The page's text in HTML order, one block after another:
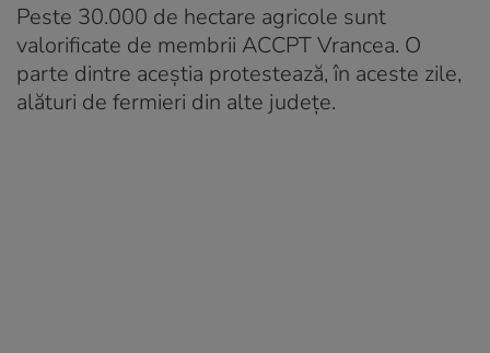
Peste 30.000 de hectare agricole sunt
valorificate de membrii ACCPT Vrancea. O
parte dintre aceștia protestează, în aceste zile,
alături de fermieri din alte județe.